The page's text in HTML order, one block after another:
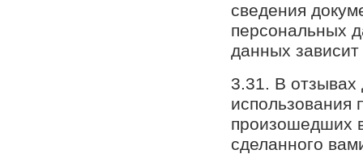
сведения
персональных
данных
3.31. В отзывах
использования
произошедших
сделанного